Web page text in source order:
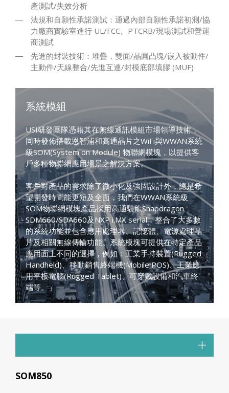
產測試/失效分析
法規和自願性承諾測試：通過內部自願性承諾初測/協
力廠商實驗室進行 UL/FCC、PTCRB/現場測試和營運
商測試
先進的封裝技術：堆疊，雙面/晶圓凸塊/嵌入被動件/
主動件/天線整合/先進互連/封模底部填膠 (MUF)
系統模組
USI研發團隊憑藉其在無線通訊模組市場領導技術，
同時發佈搭載恩智浦和高通晶片之WiFi與WWAN系統
級SOM(System on Module) 物聯網模塊，以提供客
戶多種物聯網應用場景之解決方案。
客戶對產品的需求除了微小化及強固設計外，總是希
望開發時間能更短及全面，我們在WWAN系統級
SOM物聯網模塊產品採用高通驍龍Snapdragon
SDM660/SDA660及NXP i.MX serial，整合了大多數
的系統功能並包含應用處理器、記憶體、電源處理晶
片及相關無線傳輸功能。系統模塊可提供在特定產品
應用面上不同的選擇，例如：工業手持裝置(Rugged
Handheld)、移動銷售終端機(Mobile POS)、工業應
用平板電腦(Rugged Tablet)、可穿戴設備和汽車終
端等。」
SOM850